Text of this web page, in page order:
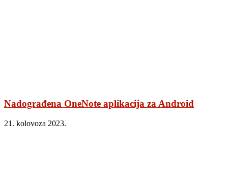
Nadograđena OneNote aplikacija za Android
21. kolovoza 2023.